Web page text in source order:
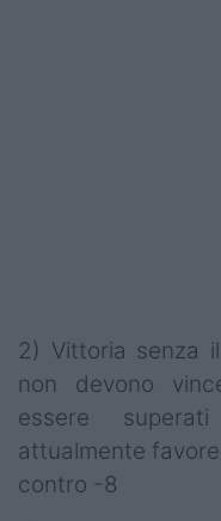
2) Vittoria senza
non devono
essere
attualmente
contro -8